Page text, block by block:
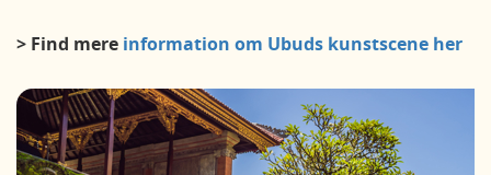
> Find mere information om Ubuds kunstscene her